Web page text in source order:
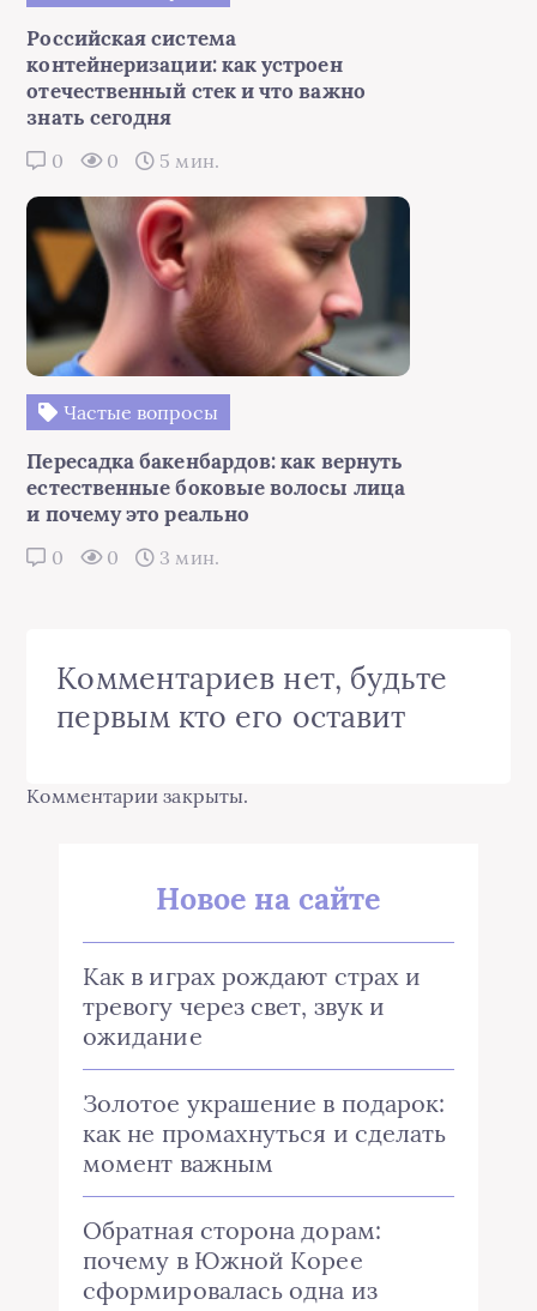
Российская система
контейнеризации: как устроен
отечественный стек и что важно
знать сегодня
0 0 5 мин.
Частые вопросы
Пересадка бакенбардов: как вернуть
естественные боковые волосы лица
и почему это реально
0 0 3 мин.
Комментариев нет, будьте
первым кто его оставит
Комментарии закрыты.
Новое на сайте
Как в играх рождают страх и
тревогу через свет, звук и
ожидание
Золотое украшение в подарок:
как не промахнуться и сделать
момент важным
Обратная сторона дорам:
почему в Южной Корее
сформировалась одна из